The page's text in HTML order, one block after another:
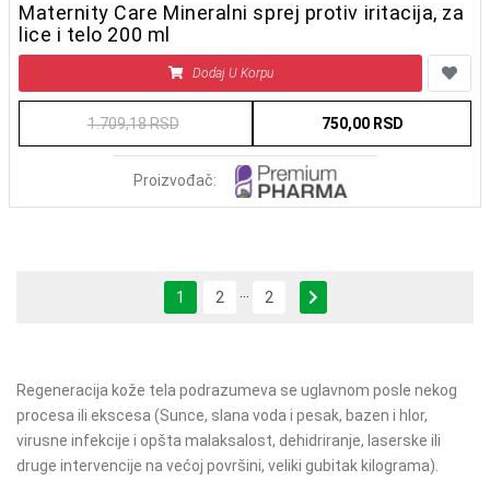
Maternity Care Mineralni sprej protiv iritacija, za
lice i telo 200 ml
Dodaj U Korpu
1.709,18 RSD 750,00 RSD
Proizvođač:
1 2 2 Next
Regeneracija kože tela podrazumeva se uglavnom posle nekog
procesa ili ekscesa (Sunce, slana voda i pesak, bazen i hlor,
virusne infekcije i opšta malaksalost, dehidriranje, laserske ili
druge intervencije na većoj površini, veliki gubitak kilograma).